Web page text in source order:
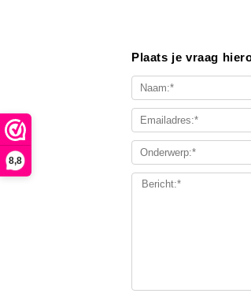
8,8
Plaats je vraag